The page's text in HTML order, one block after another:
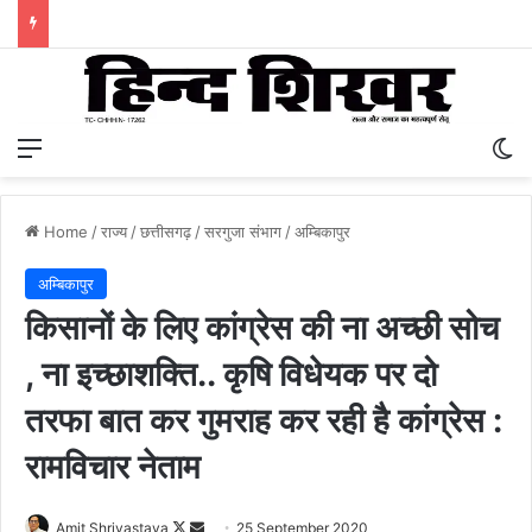
Home /राज्य/छत्तीसगढ़/सरगुजा संभाग/अम्बिकापुर
अम्बिकापुर
किसानों के लिए कांग्रेस की ना अच्छी सोच
, ना इच्छाशक्ति.. कृषि विधेयक पर दो
तरफा बात कर गुमराह कर रही है कांग्रेस :
रामविचार नेताम
Amit Shrivastava
F
25 September 2020